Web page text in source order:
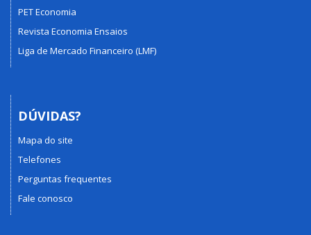
PET Economia
Revista Economia Ensaios
Liga de Mercado Financeiro (LMF)
DÚVIDAS?
Mapa do site
Telefones
Perguntas frequentes
Fale conosco